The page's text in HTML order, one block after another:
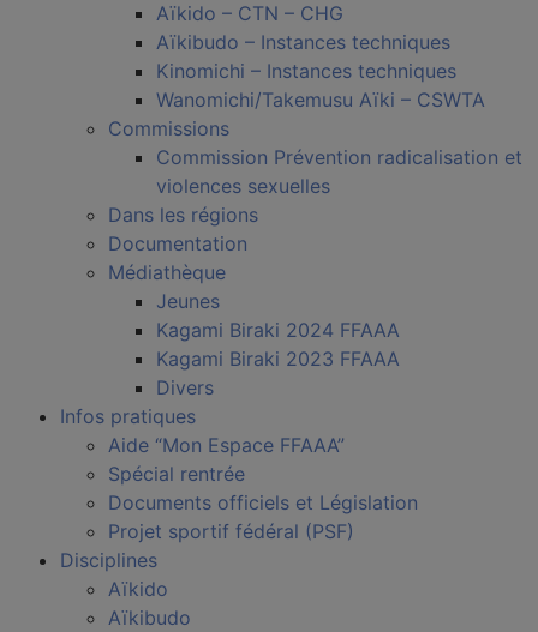
Aïkido – CTN – CHG
Aïkibudo – Instances techniques
Kinomichi – Instances techniques
Wanomichi/Takemusu Aïki – CSWTA
Commissions
Commission Prévention radicalisation et
violences sexuelles
Dans les régions
Documentation
Médiathèque
Jeunes
Kagami Biraki 2024 FFAAA
Kagami Biraki 2023 FFAAA
Divers
Infos pratiques
Aide “Mon Espace FFAAA”
Spécial rentrée
Documents officiels et Législation
Projet sportif fédéral (PSF)
Disciplines
Aïkido
Aïkibudo